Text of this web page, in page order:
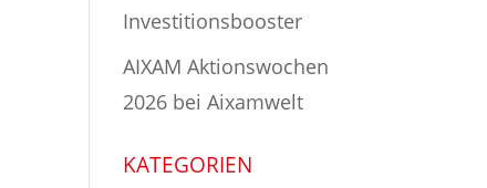
Investitionsbooster
AIXAM Aktionswochen
2026 bei Aixamwelt
KATEGORIEN